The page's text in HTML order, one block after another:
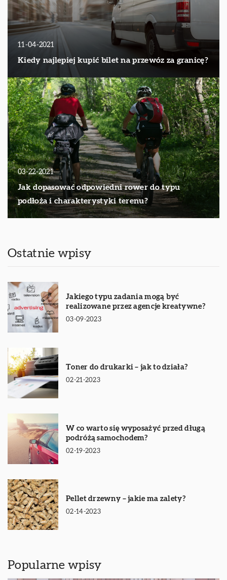
11-04-2021
Kiedy najlepiej kupić bilet na przewóz za granicę?
03-22-2021
Jak dopasować odpowiedni rower do typu
podłoża i charakterystyki terenu?
Ostatnie wpisy
Jakiego typu zadania mogą być
realizowane przez agencje kreatywne?
03-09-2023
Toner do drukarki – jak to działa?
02-21-2023
W co warto się wyposażyć przed długą
podróżą samochodem?
02-19-2023
Pellet drzewny – jakie ma zalety?
02-14-2023
Popularne wpisy